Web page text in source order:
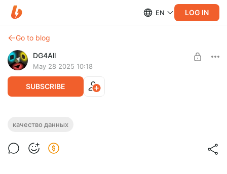
EN LOG IN
Go to blog
DG4All
May 28 2025 10:18
SUBSCRIBE
Классификатор причин и источников
Файл со списком причин возникновения некачественных
качество данных